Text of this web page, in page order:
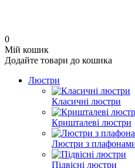
0
Мій кошик
Додайте товари до кошика
Люстри
Класичні люстри
Кришталеві люстри
Люстри з
Підвісні люстри